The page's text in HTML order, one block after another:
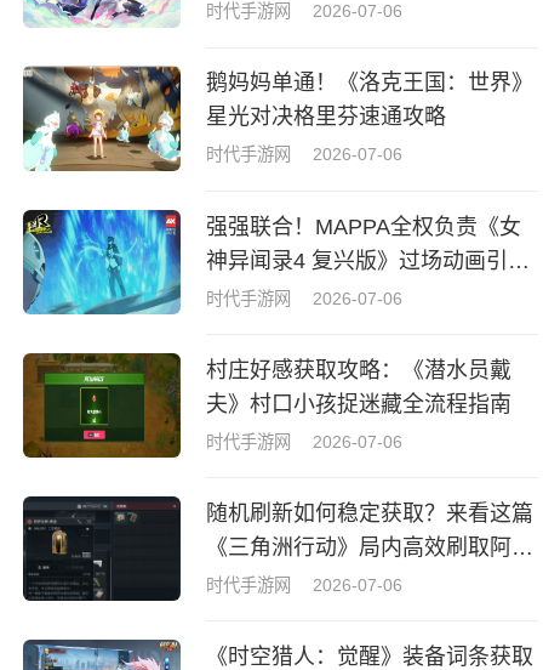
时代手游网 2026-07-06
鹅妈妈单通！《洛克王国：世界》
星光对决格里芬速通攻略
时代手游网 2026-07-06
强强联合！MAPPA全权负责《女
神异闻录4 复兴版》过场动画引热
议
时代手游网 2026-07-06
村庄好感获取攻略：《潜水员戴
夫》村口小孩捉迷藏全流程指南
时代手游网 2026-07-06
随机刷新如何稳定获取？来看这篇
《三角洲行动》局内高效刷取阿萨
拉牌盒指南
时代手游网 2026-07-06
《时空猎人：觉醒》装备词条获取